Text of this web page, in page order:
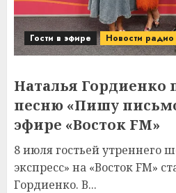
Гости в эфире Новости радио
Наталья Гордиенко
песню «Пишу
эфире «Восток FM»
8 июля гостьей утреннего
экспресс» на «Восток FM»
Гордиенко. В...